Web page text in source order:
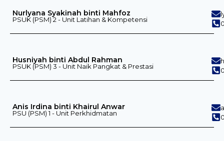
Nurlyana Syakinah binti Mahfoz
PSUK (PSM) 2 - Unit Latihan & Kompetensi
Husniyah binti Abdul Rahman
PSUK (PSM) 3 - Unit Naik Pangkat & Prestasi
Anis Irdina binti Khairul Anwar
PSU (PSM) 1 - Unit Perkhidmatan